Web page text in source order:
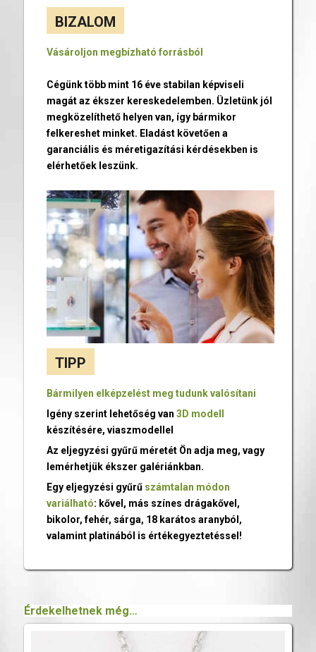
BIZALOM
Vásároljon megbízható forrásból
Cégünk több mint 16 éve stabilan képviseli
magát az ékszer kereskedelemben. Üzletünk jól
megközelíthető helyen van, így bármikor
felkereshet minket. Eladást követően a
garanciális és méretigazítási kérdésekben is
elérhetőek leszünk.
TIPP
Bármilyen elképzelést meg tudunk valósítani
Igény szerint lehetőség van 3D modell
készítésére, viaszmodellel
Az eljegyzési gyűrű méretét Ön adja meg, vagy
lemérhetjük ékszer galériánkban.
Egy eljegyzési gyűrű számtalan módon
variálható: kővel, más színes drágakővel,
bikolor, fehér, sárga, 18 karátos aranyból,
valamint platinából is értékegyeztetéssel!
Érdekelhetnek még…